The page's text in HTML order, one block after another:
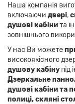
Наша компанія
включаючи двері,
душові кабінита
зовнішнього
У нас Ви можете
високоякісного
душову кабіну під
Дзеркальне
душові кабіни та
полиці, скляні